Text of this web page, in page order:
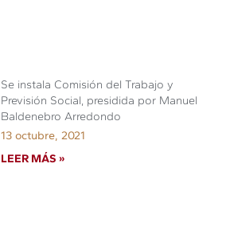
Se instala Comisión del Trabajo y
Previsión Social, presidida por Manuel
Baldenebro Arredondo
13 octubre, 2021
LEER MÁS »